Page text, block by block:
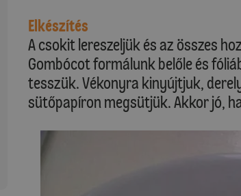
Elkészítés
A csokit lereszeljük és az összes
Gombócot formálunk belőle és
tesszük. Vékonyra kinyújtjuk,
sütőpapíron megsütjük. Akkor jó,